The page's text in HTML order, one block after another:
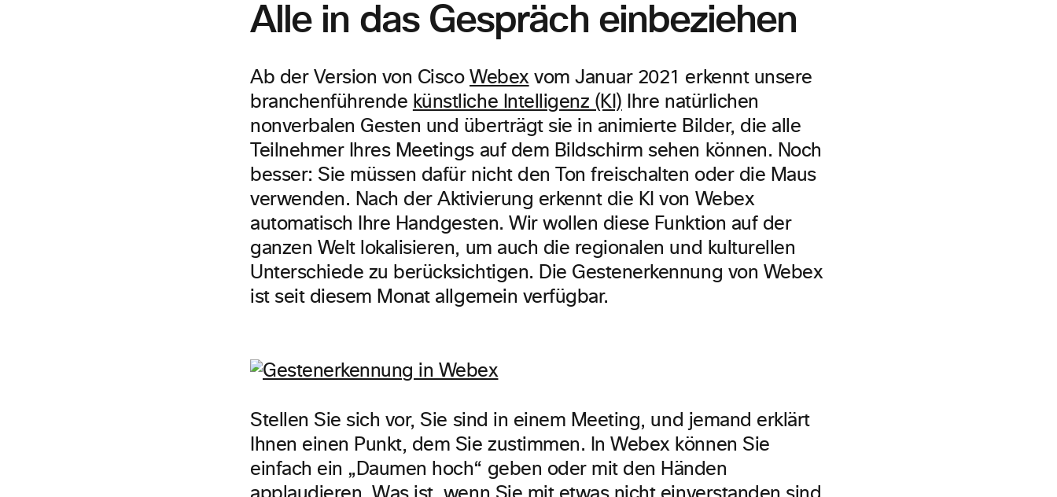
Alle in das Gespräch einbeziehen
Ab der Version von CiscoWebexvom Januar 2021 erkennt unsere
branchenführende künstliche Intelligenz (KI) Ihre natürlichen
nonverbalen Gesten und überträgt sie in animierte Bilder, die alle
Teilnehmer Ihres Meetings auf dem Bildschirm sehen können. Noch
besser: Sie müssen dafür nicht den Ton freischalten oder die Maus
verwenden. Nach der Aktivierung erkennt die KI von Webex
automatisch Ihre Handgesten. Wir wollen diese Funktion auf der
ganzen Welt lokalisieren, um auch die regionalen und kulturellen
Unterschiede zu berücksichtigen. Die Gestenerkennung von Webex
ist seit diesem Monat allgemein verfügbar.
Stellen Sie sich vor, Sie sind in einem Meeting, und jemand erklärt
Ihnen einen Punkt, dem Sie zustimmen. In Webex können Sie
einfach ein „Daumen hoch“ geben oder mit den Händen